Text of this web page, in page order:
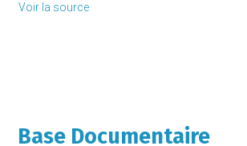
Voir la source
Base Documentaire